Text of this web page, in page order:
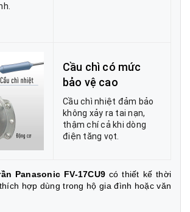
Cầu chì có mức
bảo vệ cao
Cầu chì nhiệt đảm bảo
không xảy ra tai nạn,
thậm chí cả khi dòng
điện tăng vọt.
Panasonic FV-17CU9 có thiết kế thời
hợp dùng trong hộ gia đình hoặc văn